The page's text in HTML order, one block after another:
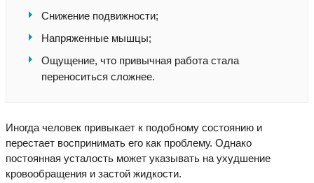
Снижение подвижности;
Напряженные мышцы;
Ощущение, что привычная работа стала
переноситься сложнее.
Иногда человек привыкает к подобному состоянию и
перестает воспринимать его как проблему. Однако
постоянная усталость может указывать на ухудшение
кровообращения и застой жидкости.